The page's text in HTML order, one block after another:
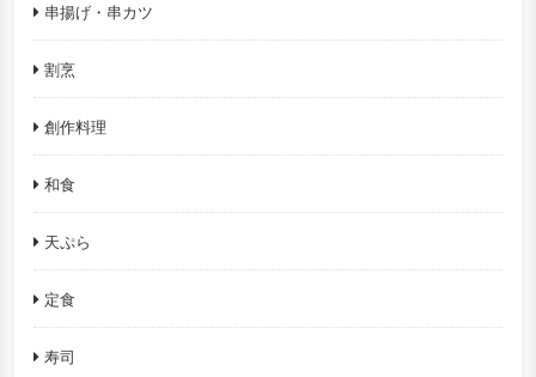
串揚げ・串カツ
割烹
創作料理
和食
天ぷら
定食
寿司